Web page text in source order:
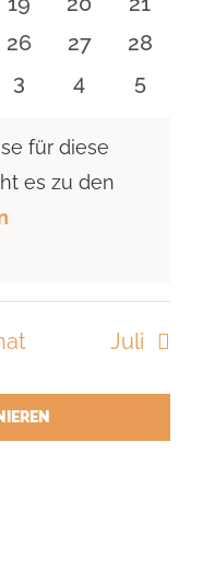
Veranstaltungen
0
Veranstaltungen
26
0
27
0
28
0
3
0
4
0
5
für diese
es zu den
Juli